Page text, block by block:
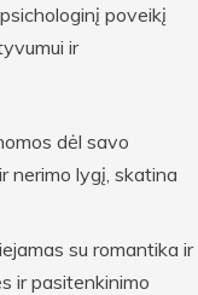
poveikį
ir
dėl savo
nerimo lygį, skatina
su romantika ir
ir pasitenkinimo